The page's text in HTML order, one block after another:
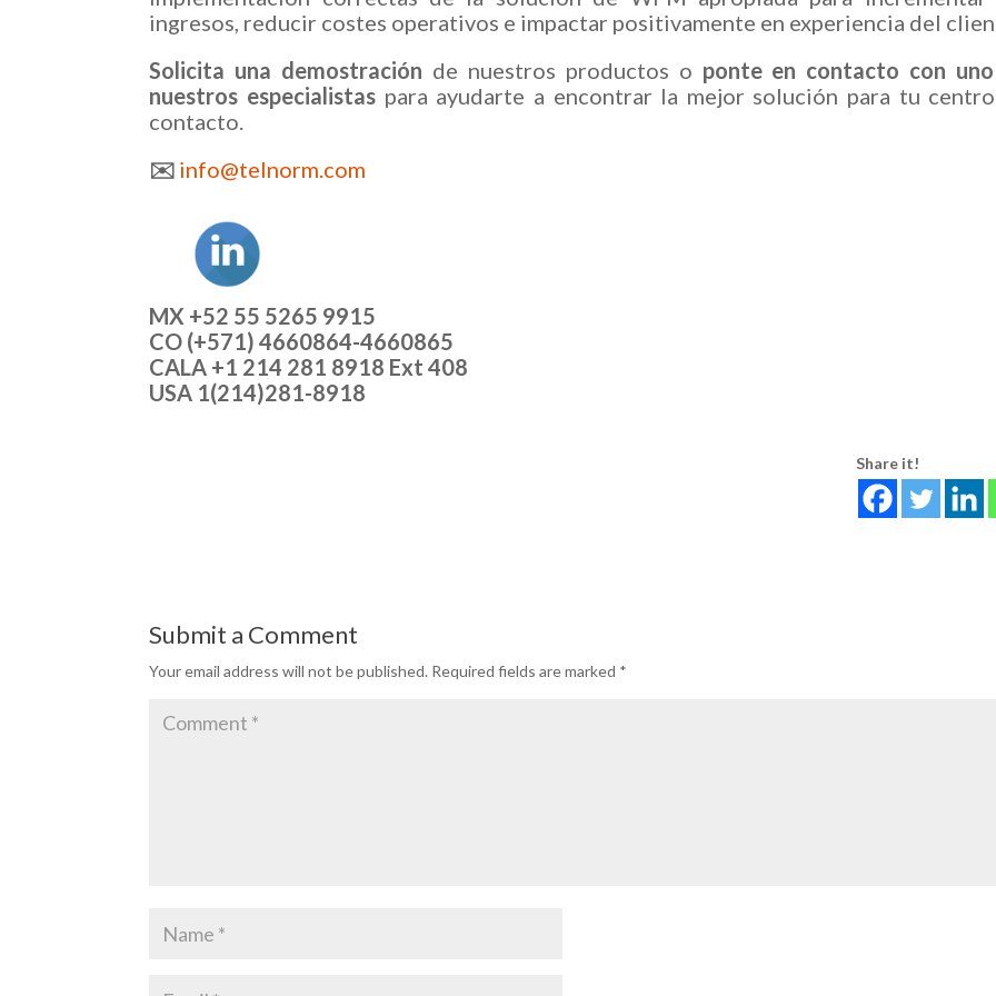
ingresos, reducir costes operativos e impactar positivamente en experiencia del
Solicita una demostración de nuestros productos o ponte en contacto con
nuestros especialistas para ayudarte a encontrar la mejor solución para tu
contacto.
✉️ info@telnorm.com
MX +52 55 5265 9915
CO (+571) 4660864-4660865
CALA +1 214 281 8918 Ext 408
USA 1(214)281-8918
Share it!
Submit a Comment
Your email address will not be published. Required fields are marked *